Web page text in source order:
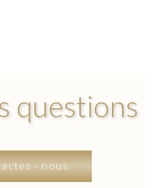
questions
- nous